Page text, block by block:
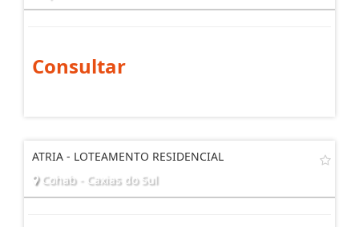
Consultar
ATRIA - LOTEAMENTO RESIDENCIAL
Cohab - Caxias do Sul